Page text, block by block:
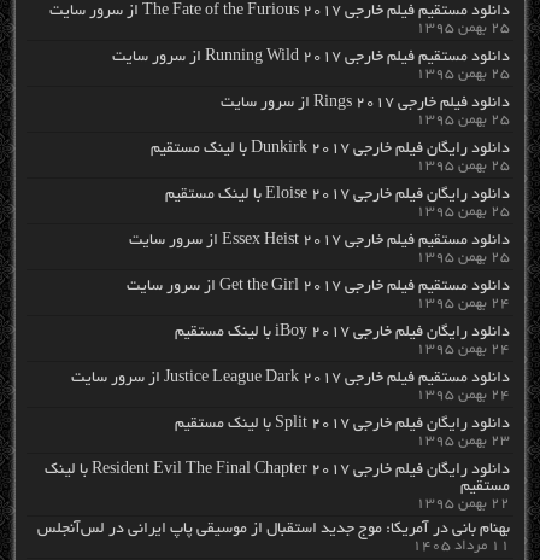
دانلود مستقیم فیلم خارجی The Fate of the Furious 2017 از سرور سایت
۲۵ بهمن ۱۳۹۵
دانلود مستقیم فیلم خارجی Running Wild 2017 از سرور سایت
۲۵ بهمن ۱۳۹۵
دانلود فیلم خارجی Rings 2017 از سرور سایت
۲۵ بهمن ۱۳۹۵
دانلود رایگان فیلم خارجی Dunkirk 2017 با لینک مستقیم
۲۵ بهمن ۱۳۹۵
دانلود رایگان فیلم خارجی Eloise 2017 با لینک مستقیم
۲۵ بهمن ۱۳۹۵
دانلود مستقیم فیلم خارجی Essex Heist 2017 از سرور سایت
۲۵ بهمن ۱۳۹۵
دانلود مستقیم فیلم خارجی Get the Girl 2017 از سرور سایت
۲۴ بهمن ۱۳۹۵
دانلود رایگان فیلم خارجی iBoy 2017 با لینک مستقیم
۲۴ بهمن ۱۳۹۵
دانلود مستقیم فیلم خارجی Justice League Dark 2017 از سرور سایت
۲۴ بهمن ۱۳۹۵
دانلود رایگان فیلم خارجی Split 2017 با لینک مستقیم
۲۳ بهمن ۱۳۹۵
دانلود رایگان فیلم خارجی Resident Evil The Final Chapter 2017 با لینک
مستقیم
۲۲ بهمن ۱۳۹۵
بهنام بانی در آمریکا: موج جدید استقبال از موسیقی پاپ ایرانی در لس‌آنجلس
۱۱ مرداد ۱۴۰۵